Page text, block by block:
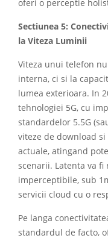
oferi o perceptie
Sectiunea 5:
la Viteza Luminii
Viteza unui telefon
interna, ci si la
lumea exterioara. In
tehnologiei 5G, cu
standardelor 5.5G
viteze de download
actuale, atingand
scenarii. Latenta va
imperceptibile, sub
servicii cloud cu o
Pe langa
standardul de facto,